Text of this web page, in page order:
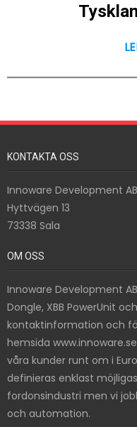
KONTAKTA OSS
Innoware Development AB
Hyttvägen 13
73338 Sala
OM OSS
Innoware Development
Dongle, XBB PowerUnit
kontaktinformation och
hemsida
våra kunder runt om i
definieras enklast
fordonsindustri men vi
och automation.